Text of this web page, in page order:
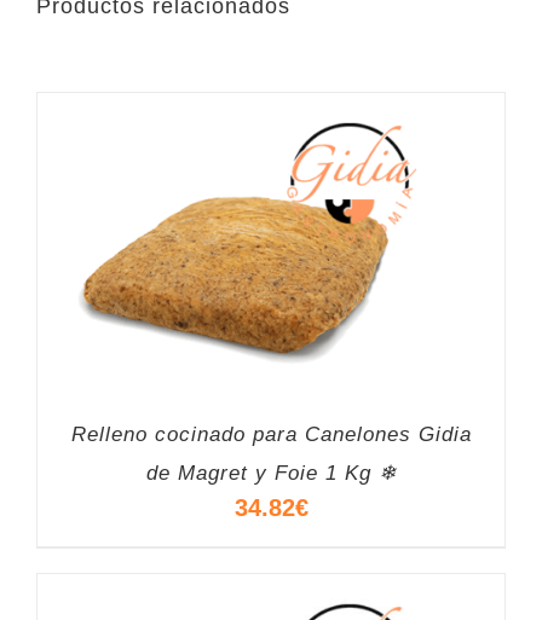
Productos relacionados
Relleno cocinado para Canelones Gidia
de Magret y Foie 1 Kg ❄
34.82€